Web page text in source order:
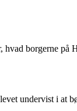
borgerne på
undervist i at